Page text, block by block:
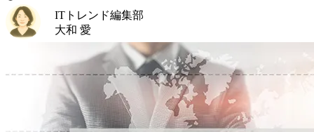
ITトレンド編集部
大和 愛